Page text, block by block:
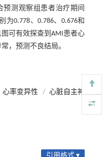
预测观察组患者治疗期间
为0.778、0.786、0.676和
图可有效探查到AMI患者心
，预测不良结局。
心率变异性 / 心脏自主神